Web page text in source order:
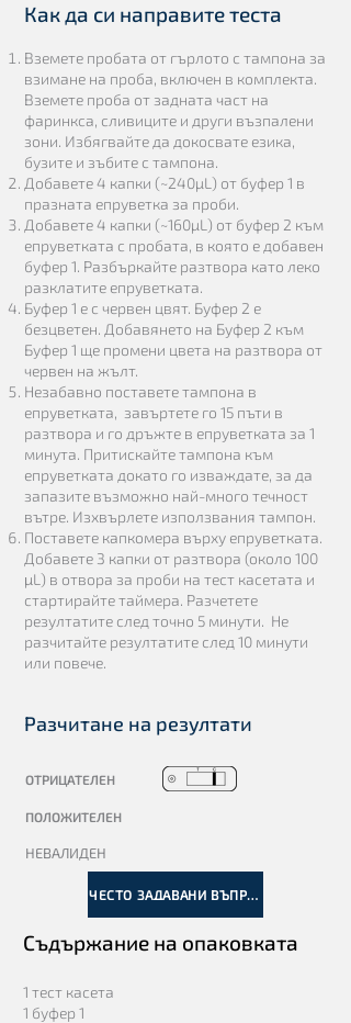
Как да си направите теста
Вземете пробата от гърлото с тампона за
взимане на проба, включен в комплекта.
Вземете проба от задната част на
фаринкса, сливиците и други възпалени
зони. Избягвайте да докосвате езика,
бузите и зъбите с тампона.
Добавете 4 капки (~240µL) от буфер 1 в
празната епруветка за проби.
Добавете 4 капки (~160µL) от буфер 2 към
епруветката с пробата, в която е добавен
буфер 1. Разбъркайте разтвора като леко
разклатите епруветката.
Буфер 1 е с червен цвят. Буфер 2 е
безцветен. Добавянето на Буфер 2 към
Буфер 1 ще промени цвета на разтвора от
червен на жълт.
Незабавно поставете тампона в
епруветката, завъртете го 15 пъти в
разтвора и го дръжте в епруветката за 1
минута. Притискайте тампона към
епруветката докато го изваждате, за да
запазите възможно най-много течност
вътре. Изхвърлете използвания тампон.
Поставете капкомера върху епруветката.
Добавете 3 капки от разтвора (около 100
μL) в отвора за проби на тест касетата и
стартирайте таймера. Разчетете
резултатите след точно 5 минути. Не
разчитайте резултатите след 10 минути
или повече.
Разчитане на резултати
ОТРИЦАТЕЛЕН
ПОЛОЖИТЕЛЕН
НЕВАЛИДЕН
ЧЕСТО ЗАДАВАНИ ВЪПРОСИ
Съдържание на опаковката
1 тест касета
1 буфер 1